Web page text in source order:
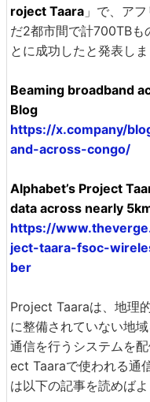
roject Taara 」で、ア
だ2都市間で計700TBも
とに成功したと発表しま
Beaming broadband
Blog
https://x.company/
and-across-congo/
Alphabet’s Project
data across nearly
https://
ject-taara-fsoc-
ber
Project Taaraは、地理
に整備されていない地
通信を行うシステムを
ect Taaraで使われる通
は以下の記事を読めばよ